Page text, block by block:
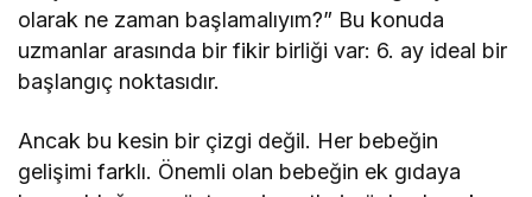
olarak ne zaman başlamalıyım?” Bu konuda
uzmanlar arasında bir fikir birliği var: 6. ay ideal bir
başlangıç noktasıdır.
Ancak bu kesin bir çizgi değil. Her bebeğin
gelişimi farklı. Önemli olan bebeğin ek gıdaya